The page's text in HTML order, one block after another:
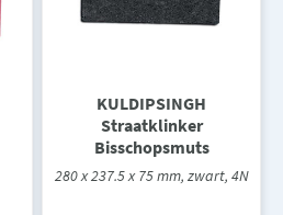
KULDIPSINGH
Straatklinker
Bisschopsmuts
280 x 237.5 x 75 mm, zwart, 4N